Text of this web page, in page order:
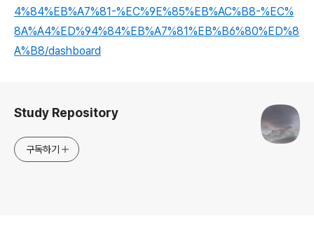
4%84%EB%A7%81-%EC%9E%85%EB%AC%B8-%EC%
8A%A4%ED%94%84%EB%A7%81%EB%B6%80%ED%8
A%B8/dashboard
Study Repository
구독하기